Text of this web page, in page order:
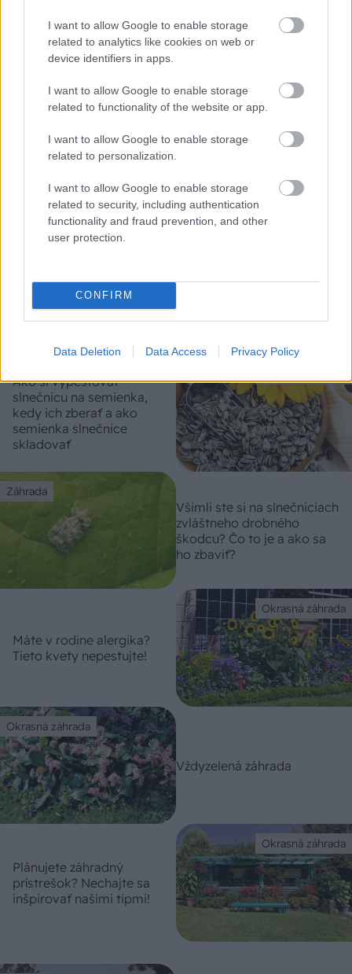
I want to allow Google to enable storage
related to analytics like cookies on web or
device identifiers in apps.
I want to allow Google to enable storage
related to functionality of the website or app.
I want to allow Google to enable storage
related to personalization.
I want to allow Google to enable storage
related to security, including authentication
functionality and fraud prevention, and other
user protection.
CONFIRM
Data Deletion Data Access Privacy Policy
Chystáte sa zatepľovať alebo meniť kotol?
neprísť o tisíce eur
Ako si poradiť s
Ako si vypestovať
slnečnicu na semienka,
kedy ich zberať a ako
semienka slnečnice
skladovať
Záhrada
Všimli ste si na slnečniciach
zvláštneho drobného
škodcu? Čo to je a ako sa
ho zbaviť?
Okrasná záhrada
Máte v rodine alergika?
Tieto kvety nepestujte!
Okrasná záhrada
Vždyzelená záhrada
Okrasná záhrada
Plánujete záhradný
prístrešok? Nechajte sa
inšpirovať našimi tipmi!